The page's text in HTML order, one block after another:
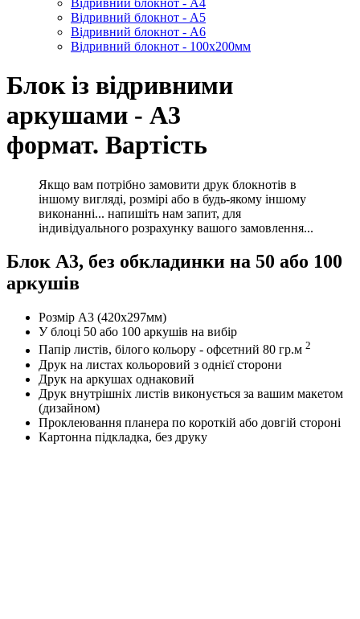
Відривний блокнот - А5
Відривний блокнот - А6
Відривний блокнот - 100х200мм
Блок із відривними
аркушами - А3
формат. Вартість
Якщо вам потрібно замовити друк блокнотів в
іншому вигляді, розмірі або в будь-якому іншому
виконанні... напишіть нам запит, для
індивідуального розрахунку вашого замовлення...
Блок А3, без обкладинки на 50 або 100
аркушів
Розмір А3 (420х297мм)
У блоці 50 або 100 аркушів на вибір
Папір листів, білого кольору - офсетний 80 гр.м 2
Друк на листах кольоровий з однієї сторони
Друк на аркушах однаковий
Друк внутрішніх листів виконується за вашим макетом
(дизайном)
Проклеювання планера по короткій або довгій стороні
Картонна підкладка, без друку